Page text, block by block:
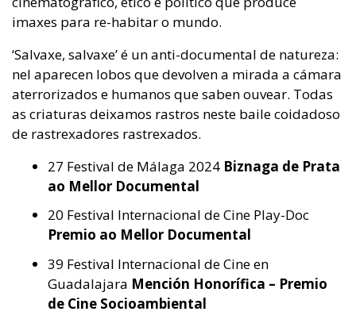
imaxes para re-habitar o mundo.
‘Salvaxe, salvaxe’ é un anti-documental de natureza:
nel aparecen lobos que devolven a mirada a cámara
aterrorizados e humanos que saben ouvear. Todas
as criaturas deixamos rastros neste baile coidadoso
de rastrexadores rastrexados.
27 Festival de Málaga 2024 Biznaga de Prata
ao Mellor Documental
20 Festival Internacional de Cine Play-Doc
Premio ao Mellor Documental
39 Festival Internacional de Cine en
Guadalajara Mención Honorífica – Premio
de Cine Socioambiental